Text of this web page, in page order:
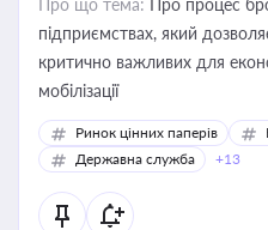
Про що тема: Про процес
підприємствах, який
критично важливих для
мобілізації
Ринок цінних паперів
Державна служба
+13